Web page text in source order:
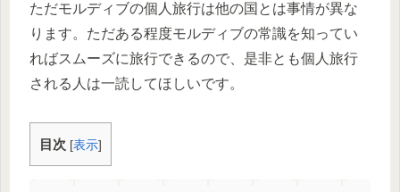
ただモルディブの個人旅行は他の国とは事情が異な
ります。ただある程度モルディブの常識を知ってい
ればスムーズに旅行できるので、是非とも個人旅行
される人は一読してほしいです。
目次 [表示]